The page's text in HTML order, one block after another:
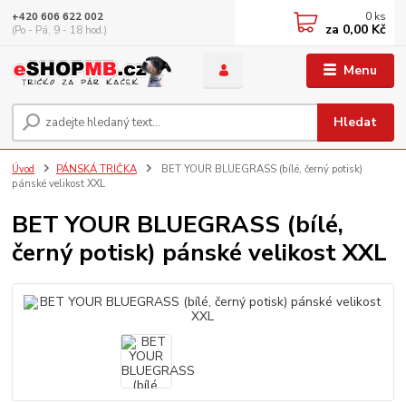
Menu
Hledat
+420 606 622 002
(Po - Pá, 9 - 18 hod.)
0 ks
za 0,00 Kč
Úvod PÁNSKÁ TRIČKA
BET YOUR BLUEGRASS (bílé, černý potisk)
pánské velikost XXL
BET YOUR BLUEGRASS (bílé,
černý potisk) pánské velikost XXL